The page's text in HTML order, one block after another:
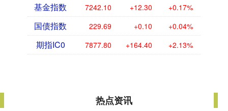
基金指数 7242.10 +12.30 +0.17%
国债指数 229.69 +0.10 +0.04%
期指IC0 7877.80 +164.40 +2.13%
热点资讯